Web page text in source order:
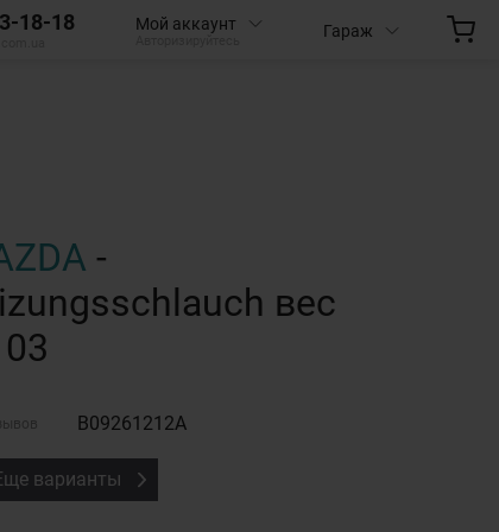
18-18 Мой аккаунт Гараж
-
вес
B09261212A
варианты